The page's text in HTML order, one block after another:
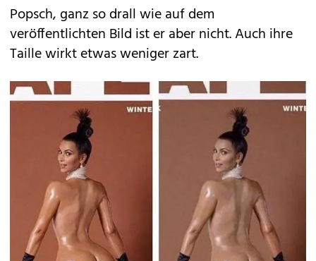
Popsch, ganz so drall wie auf dem
veröffentlichten Bild ist er aber nicht. Auch ihre
Taille wirkt etwas weniger zart.